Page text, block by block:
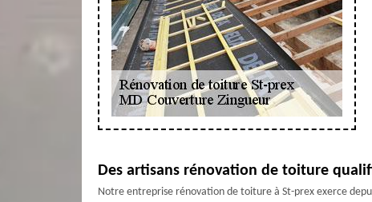
Des artisans rénovation de toiture
Notre entreprise rénovation de toiture à St-prex exerce